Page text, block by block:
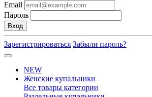
Email
Пароль
Вход
Зарегистрироваться Забыли пароль?
NEW
Женские купальники
Все товары категории